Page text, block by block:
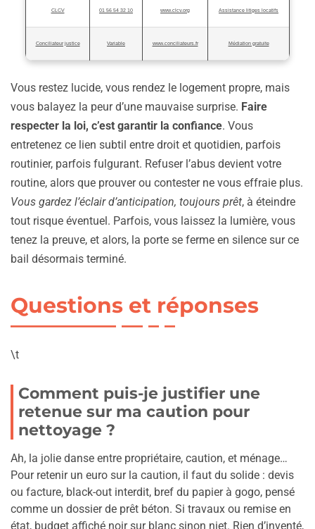
CLCV 01 56 54 32 10 www.clcv.org Assistance litiges locatifs
Conciliateur justice Variable www.conciliateurs.fr Médiation gratuite
Vous restez lucide, vous rendez le logement propre, mais
vous balayez la peur d’une mauvaise surprise. Faire
respecter la loi, c’est garantir la confiance. Vous
entretenez ce lien subtil entre droit et quotidien, parfois
routinier, parfois fulgurant. Refuser l’abus devient votre
routine, alors que prouver ou contester ne vous effraie plus.
Vous gardez l’éclair d’anticipation, toujours prêt, à éteindre
tout risque éventuel. Parfois, vous laissez la lumière, vous
tenez la preuve, et alors, la porte se ferme en silence sur ce
bail désormais terminé.
Questions et réponses
\t
Comment puis-je justifier une
retenue sur ma caution pour
nettoyage ?
Ah, la jolie danse entre propriétaire, caution, et ménage…
Pour retenir un euro sur la caution, il faut du solide : devis
ou facture, black-out interdit, bref du papier à gogo, pensé
comme un dossier de prêt béton. Si travaux ou remise en
état, budget affiché noir sur blanc sinon niet. Rien d’inventé,